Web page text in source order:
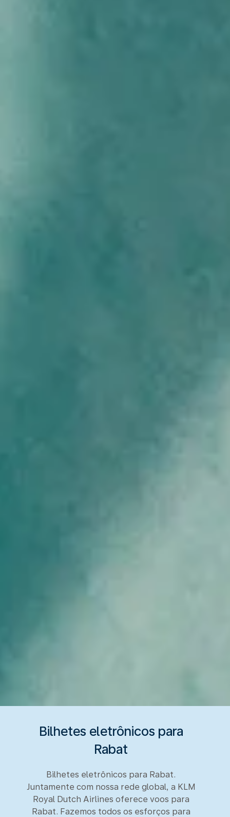
Bilhetes eletrônicos para
Rabat
Bilhetes eletrônicos para Rabat.
Juntamente com nossa rede global, a KLM
Royal Dutch Airlines oferece voos para
Rabat. Fazemos todos os esforços para